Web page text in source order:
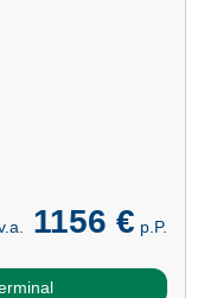
1156 € p.P.